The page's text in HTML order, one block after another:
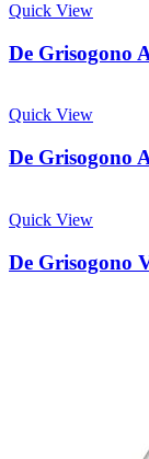
Quick View
De Grisogono
Quick View
De Grisogono
Quick View
De Grisogono